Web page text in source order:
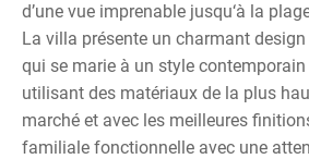
d’une vue imprenable jusqu‘à la
La villa présente un charmant
qui se marie à un style contemporain
utilisant des matériaux de la plus
marché et avec les meilleures
familiale fonctionnelle avec une